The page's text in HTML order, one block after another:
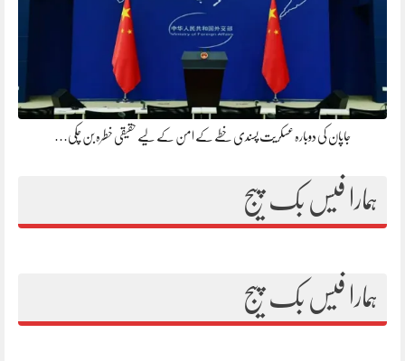
جاپان کی دوبارہ عسکریت پسندی خطے کے امن کے لیے حقیقی خطرہ بن چکی…
ہمارا فیس بک پیج
ہمارا فیس بک پیج